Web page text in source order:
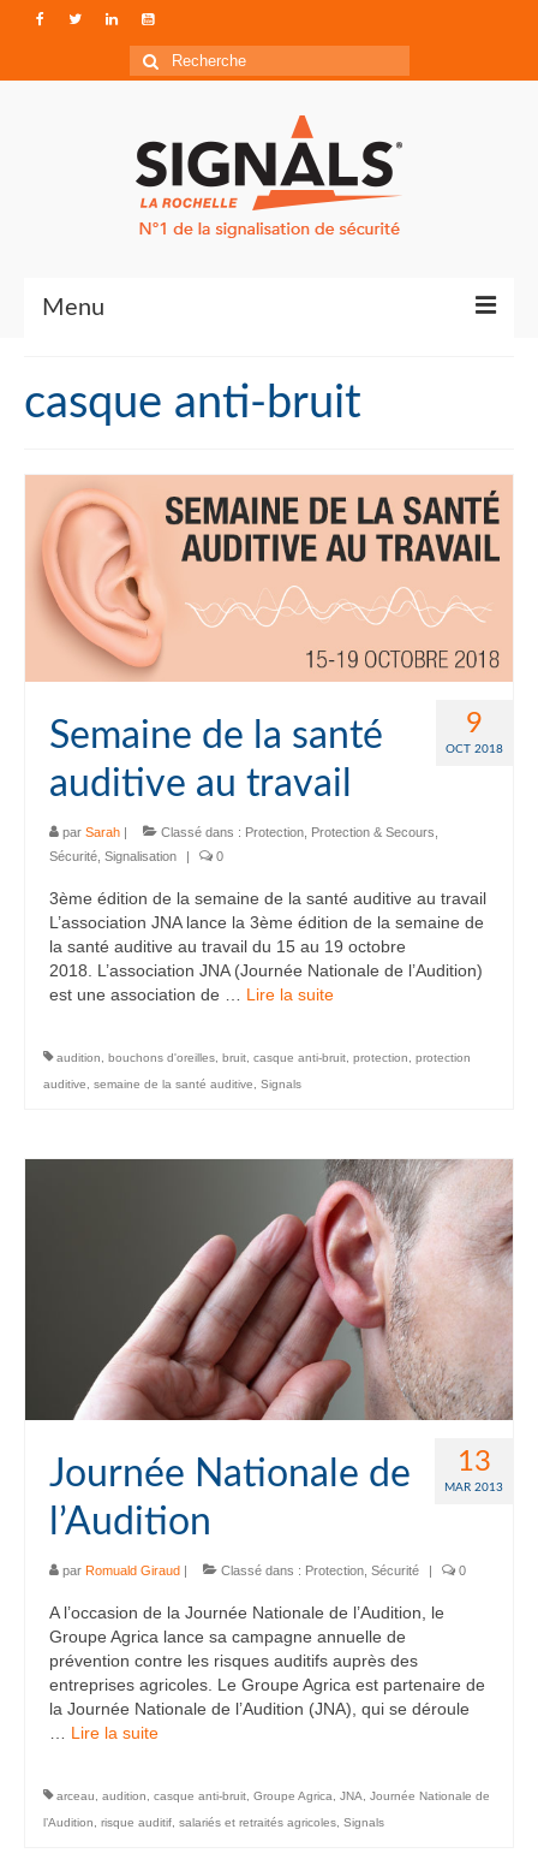
Rechercher
:
Menu
Qui sommes-nous ?
Accéder à Signals
casque anti-bruit
9
OCT 2018
Semaine de la santé
auditive au travail
par Sarah | Classé dans : Protection Protection & Secours
Sécurité Signalisation | 0
3ème édition de la semaine de la santé auditive au travail
L’association JNA lance la 3ème édition de la semaine de
la santé auditive au travail du 15 au 19 octobre
2018. L’association JNA (Journée Nationale de l’Audition)
est une association de … Lire la suite­­
audition bouchons d'oreilles bruit casque anti-bruit protection
protection
auditive
semaine de la santé auditive Signals
13
MAR 2013
Journée Nationale de
l’Audition
par Romuald Giraud | Classé dans : Protection Sécurité | 0
A l’occasion de la Journée Nationale de l’Audition, le
Groupe Agrica lance sa campagne annuelle de
prévention contre les risques auditifs auprès des
entreprises agricoles. Le Groupe Agrica est partenaire de
la Journée Nationale de l’Audition (JNA), qui se déroule
Lire la suite­­
arceau audition casque anti-bruit Groupe Agrica JNA
Journée Nationale de
l’Audition
risque auditif salariés et retraités agricoles Signals